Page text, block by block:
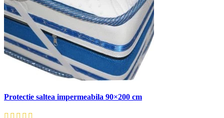
Protectie saltea impermeabila 90×200 cm